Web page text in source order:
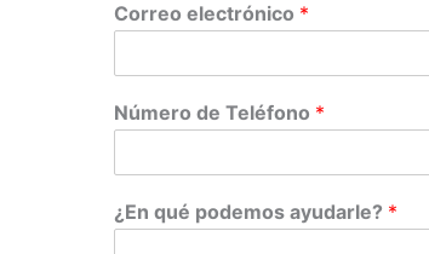
Correo electrónico *
Número de Teléfono *
¿En qué podemos ayudarle? *